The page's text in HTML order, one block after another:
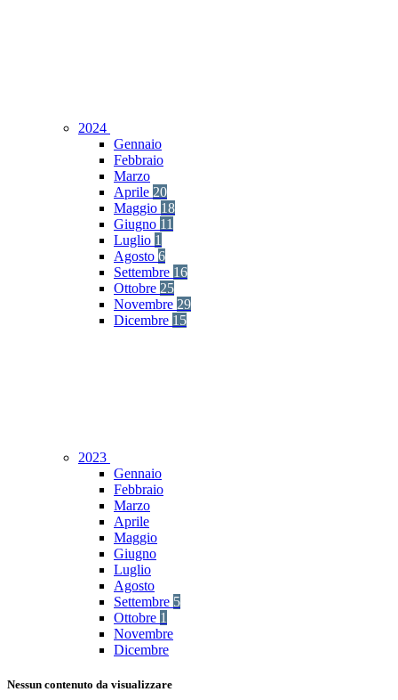
2024
Gennaio
Febbraio
Marzo
Aprile 20
Maggio 18
Giugno 11
Luglio 1
Agosto 6
Settembre 16
Ottobre 25
Novembre 29
Dicembre 15
2023
Gennaio
Febbraio
Marzo
Aprile
Maggio
Giugno
Luglio
Agosto
Settembre 5
Ottobre 1
Novembre
Dicembre
Nessun contenuto da visualizzare